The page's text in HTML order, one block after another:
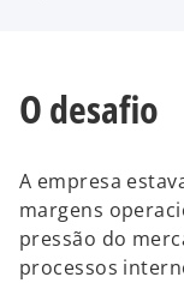
O desafio
A empresa
margens
pressão do
processos